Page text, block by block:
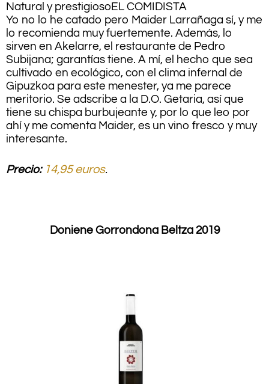
Natural y prestigioso EL COMIDISTA
Yo no lo he catado pero Maider Larrañaga sí, y me
lo recomienda muy fuertemente. Además, lo
sirven en Akelarre, el restaurante de Pedro
Subijana; garantías tiene. A mí, el hecho que sea
cultivado en ecológico, con el clima infernal de
Gipuzkoa para este menester, ya me parece
meritorio. Se adscribe a la D.O. Getaria, así que
tiene su chispa burbujeante y, por lo que leo por
ahí y me comenta Maider, es un vino fresco y muy
interesante.
Precio: 14,95 euros.
Doniene Gorrondona Beltza 2019